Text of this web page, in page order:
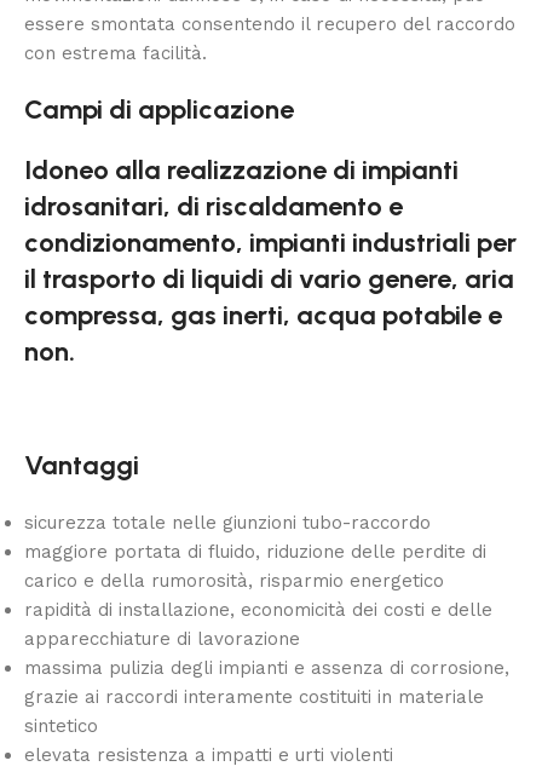
essere smontata consentendo il recupero del raccordo
con estrema facilità.
Campi di applicazione
Idoneo alla realizzazione di impianti
idrosanitari, di riscaldamento e
condizionamento, impianti industriali per
il trasporto di liquidi di vario genere, aria
compressa, gas inerti, acqua potabile e
non.
Vantaggi
sicurezza totale nelle giunzioni tubo-raccordo
maggiore portata di fluido, riduzione delle perdite di
carico e della rumorosità, risparmio energetico
rapidità di installazione, economicità dei costi e delle
apparecchiature di lavorazione
massima pulizia degli impianti e assenza di corrosione,
grazie ai raccordi interamente costituiti in materiale
sintetico
elevata resistenza a impatti e urti violenti